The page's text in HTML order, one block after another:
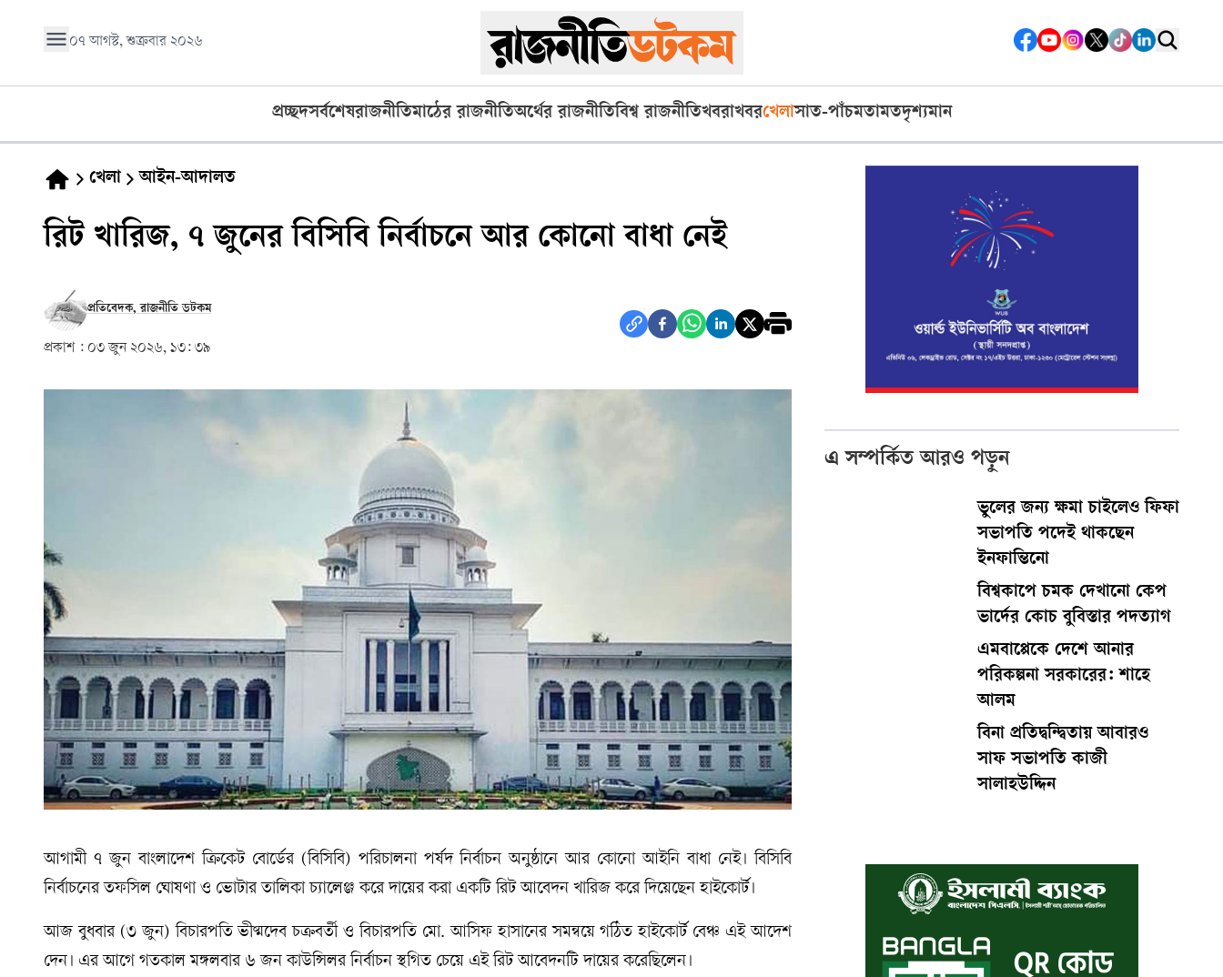
০৭ আগস্ট, শুক্রবার ২০২৬
প্রচ্ছদসর্বশেষরাজনীতিমাঠের রাজনীতিঅর্থের রাজনীতিবিশ্ব রাজনীতিখবরাখবরখেলাসাত-পাঁচমতামতদৃশ্যমান
খেলা আইন-আদালত
রিট খারিজ, ৭ জুনের বিসিবি নির্বাচনে আর কোনো বাধা নেই
প্রতিবেদক, রাজনীতি ডটকম
প্রকাশ : ০৩ জুন ২০২৬, ১৩: ৩৯
আগামী ৭ জুন বাংলাদেশ ক্রিকেট বোর্ডের (বিসিবি) পরিচালনা পর্ষদ নির্বাচন অনুষ্ঠানে আর কোনো আইনি বাধা নেই। বিসিবি
নির্বাচনের তফসিল ঘোষণা ও ভোটার তালিকা চ্যালেঞ্জ করে দায়ের করা একটি রিট আবেদন খারিজ করে দিয়েছেন হাইকোর্ট।
আজ বুধবার (৩ জুন) বিচারপতি ভীষ্মদেব চক্রবর্তী ও বিচারপতি মো. আসিফ হাসানের সমন্বয়ে গঠিত হাইকোর্ট বেঞ্চ এই আদেশ
দেন। এর আগে গতকাল মঙ্গলবার ৬ জন কাউন্সিলর নির্বাচন স্থগিত চেয়ে এই রিট আবেদনটি দায়ের করেছিলেন।
এ সম্পর্কিত আরও পড়ুন
ভুলের জন্য ক্ষমা চাইলেও ফিফা
সভাপতি পদেই থাকছেন
ইনফান্তিনো
বিশ্বকাপে চমক দেখানো কেপ
ভার্দের কোচ বুবিস্তার পদত্যাগ
এমবাপ্পেকে দেশে আনার
পরিকল্পনা সরকারের: শাহে
আলম
বিনা প্রতিদ্বন্দ্বিতায় আবারও
সাফ সভাপতি কাজী
সালাহউদ্দিন